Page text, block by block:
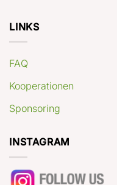
LINKS
FAQ
Kooperationen
Sponsoring
INSTAGRAM